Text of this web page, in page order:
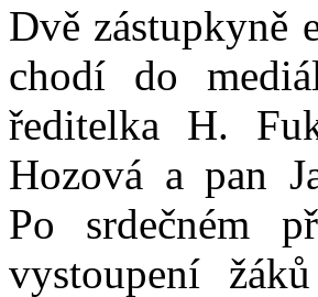
Dvě zástupkyně
chodí do
ředitelka H.
Hozová a pan
Po srdečném
vystoupení